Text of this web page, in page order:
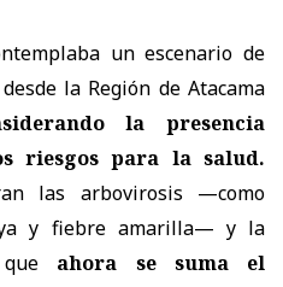
un escenario de
la Región de Atacama
la presencia
riesgos para la salud.
las arbovirosis —como
y fiebre amarilla— y la
ahora se suma el